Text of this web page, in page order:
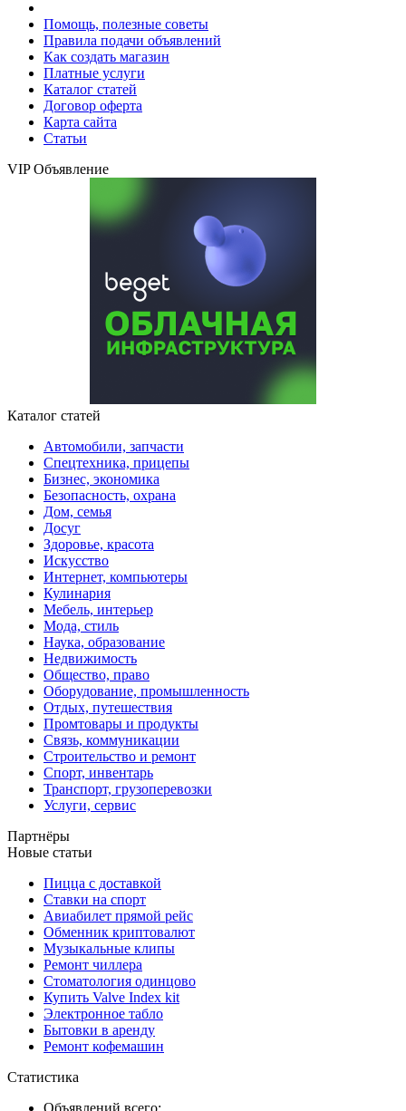
Помощь, полезные советы
Правила подачи объявлений
Как создать магазин
Платные услуги
Каталог статей
Договор оферта
Карта сайта
Статьи
VIP Объявление
Каталог статей
Автомобили, запчасти
Спецтехника, прицепы
Бизнес, экономика
Безопасность, охрана
Дом, семья
Досуг
Здоровье, красота
Искусство
Интернет, компьютеры
Кулинария
Мебель, интерьер
Мода, стиль
Наука, образование
Недвижимость
Общество, право
Оборудование, промышленность
Отдых, путешествия
Промтовары и продукты
Связь, коммуникации
Строительство и ремонт
Спорт, инвентарь
Транспорт, грузоперевозки
Услуги, сервис
Партнёры
Новые статьи
Пицца с доставкой
Ставки на спорт
Авиабилет прямой рейс
Обменник криптовалют
Музыкальные клипы
Ремонт чиллера
Стоматология одинцово
Купить Valve Index kit
Электронное табло
Бытовки в аренду
Ремонт кофемашин
Статистика
Объявлений всего: